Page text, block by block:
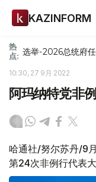
KAZINFORM
热
点: 选举-2026总统府
10:30, 27 9月 2022
阿玛纳特党非
哈通社/努尔苏丹/9
第24次非例行代表大